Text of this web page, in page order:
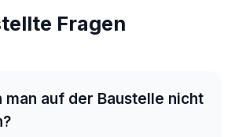
Fragen
man auf der Baustelle nicht